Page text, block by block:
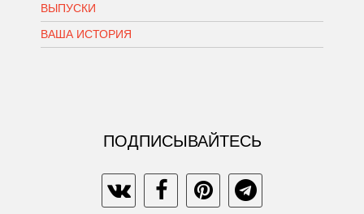
ВЫПУСКИ
ВАША ИСТОРИЯ
ПОДПИСЫВАЙТЕСЬ